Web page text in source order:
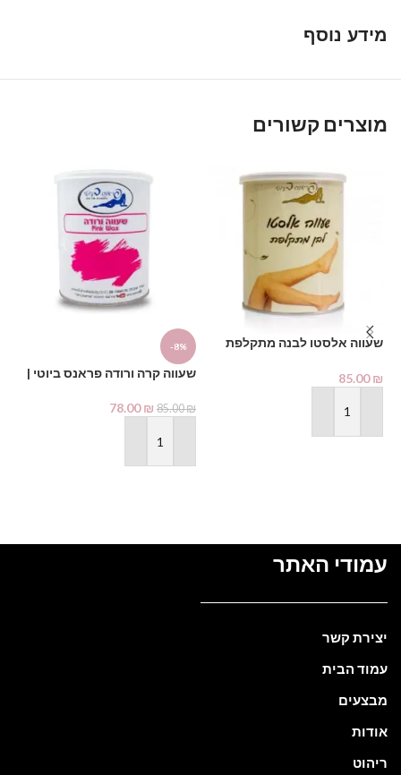
מידע נוסף
מוצרים קשורים
שעווה אלסטו לבנה מתקלפת
Beauty
85.00₪
הוספה לסל
-8%
שעווה קרה ורודה פראנס ביוטי |
85.00₪
78.00₪
הוספה לסל
עמודי האתר
יצירת קשר
עמוד הבית
מבצעים
אודות
ריהוט